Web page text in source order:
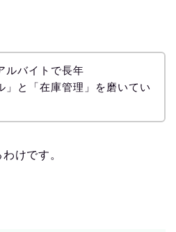
ルバイトで長年
」と「在庫管理」を磨いてい
けです。